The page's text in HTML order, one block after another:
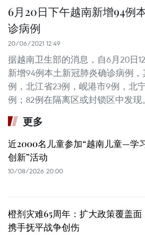
6月20日下午越南新增94例
诊病例
20/06/2021 12:49
据越南卫生部的消息，自6月20日
新增94例本土新冠肺炎确诊病例
例，北江省23例，岘港市9例，北
例；82例在隔离区或封锁区中发现。
更多
近2000名儿童参加“越南儿童—学
创新”活动
10/08/2026 20:00
橙剂灾难65周年：扩大政策覆盖面
携手抚平战争创伤